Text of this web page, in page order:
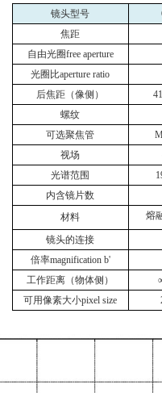
镜头型号
焦距
自由光圈free aperture
光圈比aperture ratio
后焦距（像侧）
螺纹
可选聚焦管
视场
光谱范围
内含镜片数
材料
熔
镜头的连接
倍率magnification b'
工作距离（物体侧）
可用像素大小pixel size